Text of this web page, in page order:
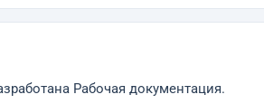
Рабочая документация.